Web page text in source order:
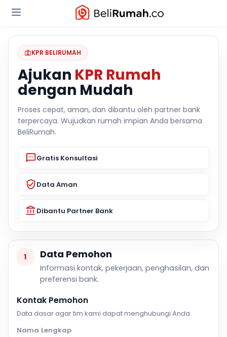
KPR BELIRUMAH
Ajukan KPR Rumah
dengan Mudah
Proses cepat, aman, dan dibantu oleh partner bank
terpercaya. Wujudkan rumah impian Anda bersama
BeliRumah.
Gratis Konsultasi
Data Aman
Dibantu Partner Bank
1 Data Pemohon
Informasi kontak, pekerjaan, penghasilan, dan
preferensi bank.
Kontak Pemohon
Data dasar agar tim kami dapat menghubungi Anda.
Nama Lengkap